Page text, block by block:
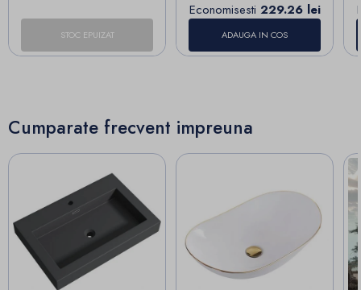
STOC EPUIZAT
Economisesti 229.26 lei
ADAUGA IN COS
Cumparate frecvent impreuna